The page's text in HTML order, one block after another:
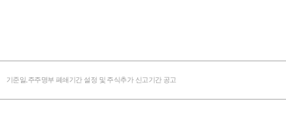
기준일,주주명부 폐쇄기간 설정 및 주식추가 신고기간 공고